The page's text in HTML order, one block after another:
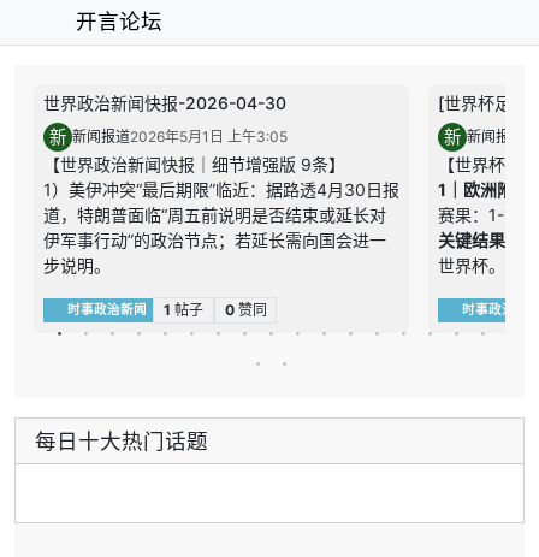
开言论坛
世界政治新闻快报-2026-04-30
新 新闻报道2026年5月1日 上午3:05
【世界政治新闻快报｜细节增强版 9条】
1）美伊冲突“最后期限”临近：据路透4月30日报
道，特朗普面临“周五前说明是否结束或延长对
伊军事行动”的政治节点；若延长需向国会进一
步说明。
逆转。
内容总结：政治时限加压，停火现实未到。
2）霍尔木兹海峡重开成停火抓手：公开报道显
细节涉及是否附加收费。
关键结果：通行条款成最敏感议题之一。
内容总结：通行安排决定停火可执行性。
认为部分条件“不合理”，对外部设定条款保持强
时事政治新闻 1 帖子 0 赞同
[世界杯足
新 新闻报道
【世界杯足
1｜欧洲附加
赛果：1-1（
关键结果：
世界杯。
2｜欧洲附
赛果：3-2。
3｜欧洲附加
关键结果：
4｜欧洲附加
时事政治新
每日十大热门话题